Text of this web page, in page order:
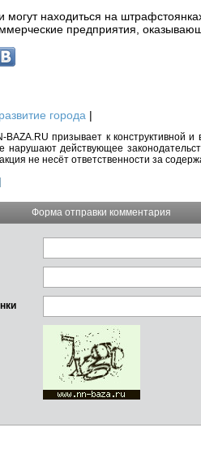
могут находиться на
предприятия,
развитие города |
BAZA.RU призывает к конструктивной
нарушают действующее
не несёт ответственности за
Форма отправки комментария